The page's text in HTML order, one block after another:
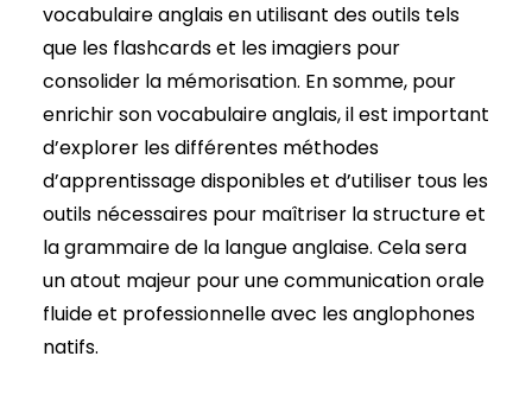
vocabulaire anglais en utilisant des outils tels
que les flashcards et les imagiers pour
consolider la mémorisation. En somme, pour
enrichir son vocabulaire anglais, il est important
d’explorer les différentes méthodes
d’apprentissage disponibles et d’utiliser tous les
outils nécessaires pour maîtriser la structure et
la grammaire de la langue anglaise. Cela sera
un atout majeur pour une communication orale
fluide et professionnelle avec les anglophones
natifs.